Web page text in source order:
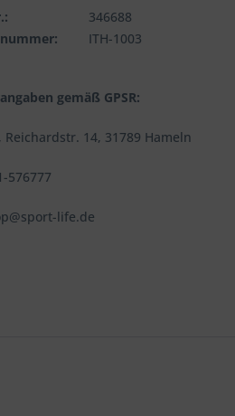
346688
ITH-1003
gemäß GPSR:
Reichardstr. 14, 31789 Hameln
576777
life.de